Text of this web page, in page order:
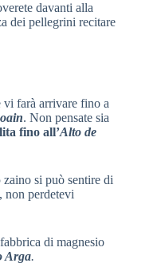
davanti alla
dei pellegrini recitare
vi farà arrivare fino a
. Non pensate sia
fino all’Alto de
si può sentire di
non perdetevi
di magnesio
Arga.